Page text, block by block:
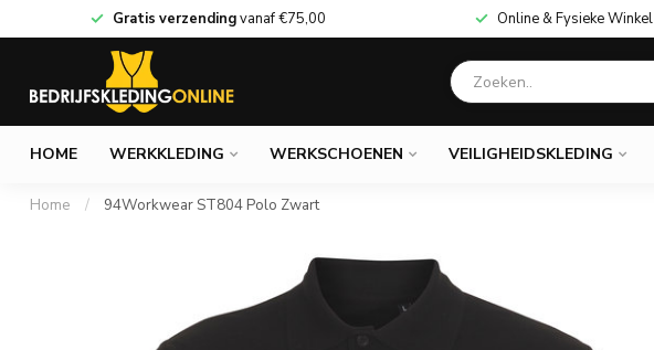
Gratis verzendingvanaf€75,00 Online & Fysieke Winkel
HOME WERKKLEDING WERKSCHOENEN VEILIGHEIDSKLEDING
Home / 94Workwear ST804 Polo Zwart